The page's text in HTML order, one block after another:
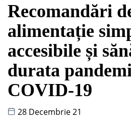
Recomandări
alimentație
accesibile și
durata
COVID-19
28 Decembrie 21